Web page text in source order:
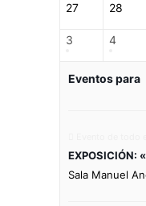
27 28
3 4
Eventos para
EXPOSICIÓN:
Sala Manuel